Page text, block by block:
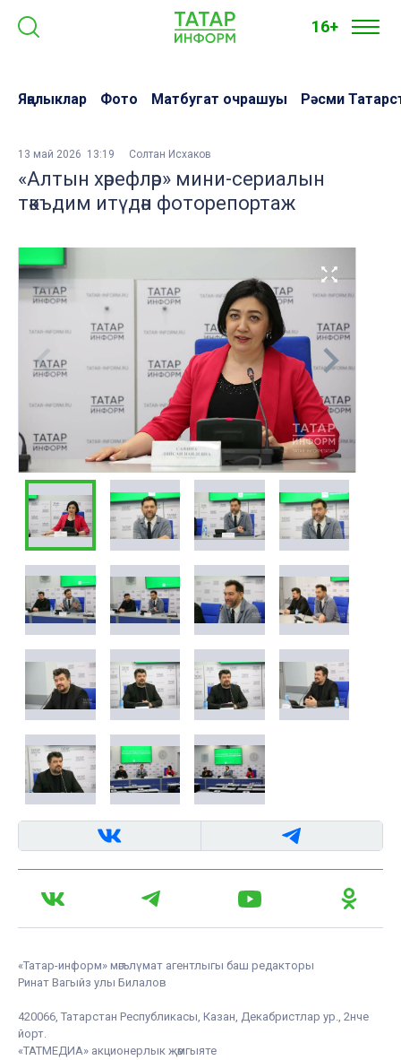
16+
Яңалыклар Фото Матбугат очрашуы Рәсми
13 май 2026 13:19 Солтан Исхаков
«Алтын хәрефләр» мини-сериалын
тәкъдим итүдән фоторепортаж
«Татар-информ» мәгълүмат агентлыгы баш редакторы
Ринат Вагыйз улы Билалов
420066, Татарстан Республикасы, Казан, Декабристлар ур., 2нче
йорт.
«ТАТМЕДИА» акционерлык җәмгыяте